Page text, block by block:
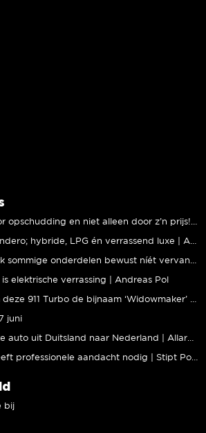
elektrische verrassing | Andreas Pol
juni
bij